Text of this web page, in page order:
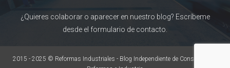
¿Quieres colaborar o aparecer en nuestro blog? Escríbeme
desde el formulario de contacto.
2015 - 2025 © Reformas Industriales - Blog Independiente de Construcción,